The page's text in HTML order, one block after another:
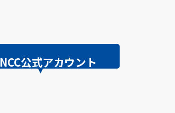
NCC公式アカウント